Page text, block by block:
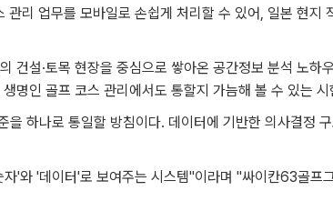
리 업무를 모바일로 손쉽게 처리할 수 있어, 일본 현지
건설·토목 현장을 중심으로 쌓아온 공간정보 분석 노하
명인 골프 코스 관리에서도 통할지 가늠해 볼 수 있는
하나로 통일할 방침이다. 데이터에 기반한 의사결정
'와 '데이터'로 보여주는 시스템"이라며 "싸이칸63골프